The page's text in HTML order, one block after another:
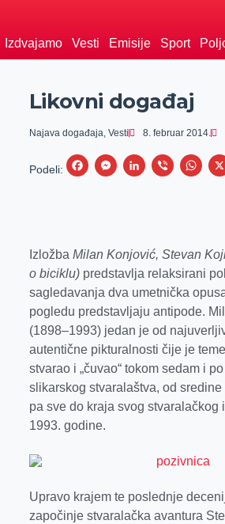
Izdvajamo Vesti Emisije Sport
Likovni događaj
Najava događaja, Vesti 8. februar 2014.
Podeli:
F
b
o
o
k
M
e
n
g
e
L
e
d
I
n
V
r
W
s
A
p
p
Izložba Milan Konjović, Stevan
o biciklu) predstavlja relaksirani
sagledavanja dva umetnička
pogledu predstavljaju antipode.
(1898–1993) jedan je od
autentične pikturalnosti čije je
stvarao i „čuvao“ tokom sedam i
slikarskog stvaralaštva, od
pa sve do kraja svog stvaralačkog
1993. godine.
Upravo krajem te poslednje
započinje stvaralačka avantura